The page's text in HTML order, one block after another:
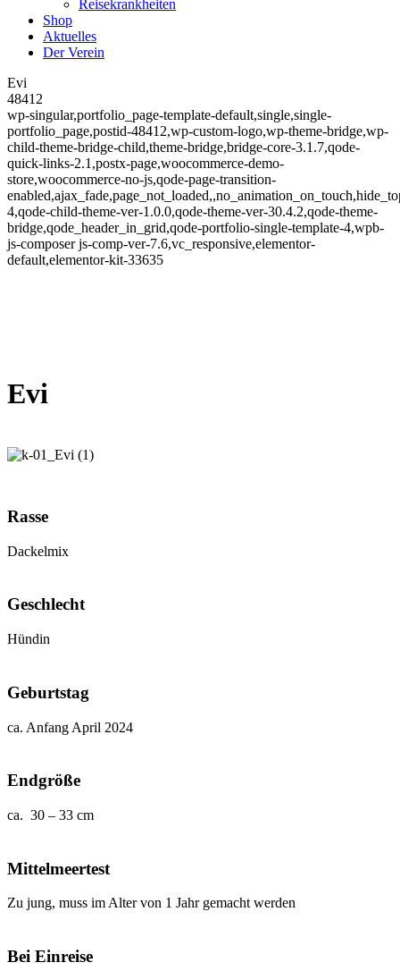
Reisekrankheiten
Shop
Aktuelles
Der Verein
Evi
48412
wp-singular,portfolio_page-template-default,single,single-
portfolio_page,postid-48412,wp-custom-logo,wp-theme-bridge,wp-
child-theme-bridge-child,theme-bridge,bridge-core-3.1.7,qode-
quick-links-2.1,postx-page,woocommerce-demo-
store,woocommerce-no-js,qode-page-transition-
4,qode-child-theme-ver-1.0.0,qode-theme-ver-30.4.2,qode-theme-
bridge,qode_header_in_grid,qode-portfolio-single-template-4,wpb-
js-composer js-comp-ver-7.6,vc_responsive,elementor-
default,elementor-kit-33635
Evi
Rasse
Dackelmix
Geschlecht
Hündin
Geburtstag
ca. Anfang April 2024
Endgröße
ca. 30 – 33 cm
Mittelmeertest
Zu jung, muss im Alter von 1 Jahr gemacht werden
Bei Einreise